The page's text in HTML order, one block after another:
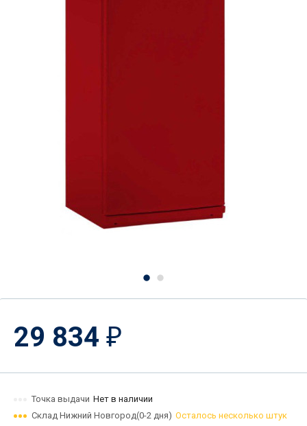
29 834 ₽
Точка выдачи Нет в наличии
Склад Нижний Новгород(0-2 дня) Осталось несколько штук